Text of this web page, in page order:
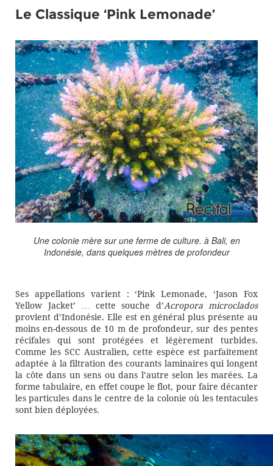
Le Classique ‘Pink Lemonade’
Une colonie mère sur une ferme de culture. à Bali, en
Indonésie, dans quelques mètres de profondeur
Ses appellations varient : ‘Pink Lemonade, ‘Jason Fox
Yellow Jacket’ … cette souche d’Acropora microclados
provient d’Indonésie. Elle est en général plus présente au
moins en-dessous de 10 m de profondeur, sur des pentes
récifales qui sont protégées et légèrement turbides.
Comme les SCC Australien, cette espèce est parfaitement
adaptée à la filtration des courants laminaires qui longent
la côte dans un sens ou dans l’autre selon les marées. La
forme tabulaire, en effet coupe le flot, pour faire décanter
les particules dans le centre de la colonie où les tentacules
sont bien déployées.